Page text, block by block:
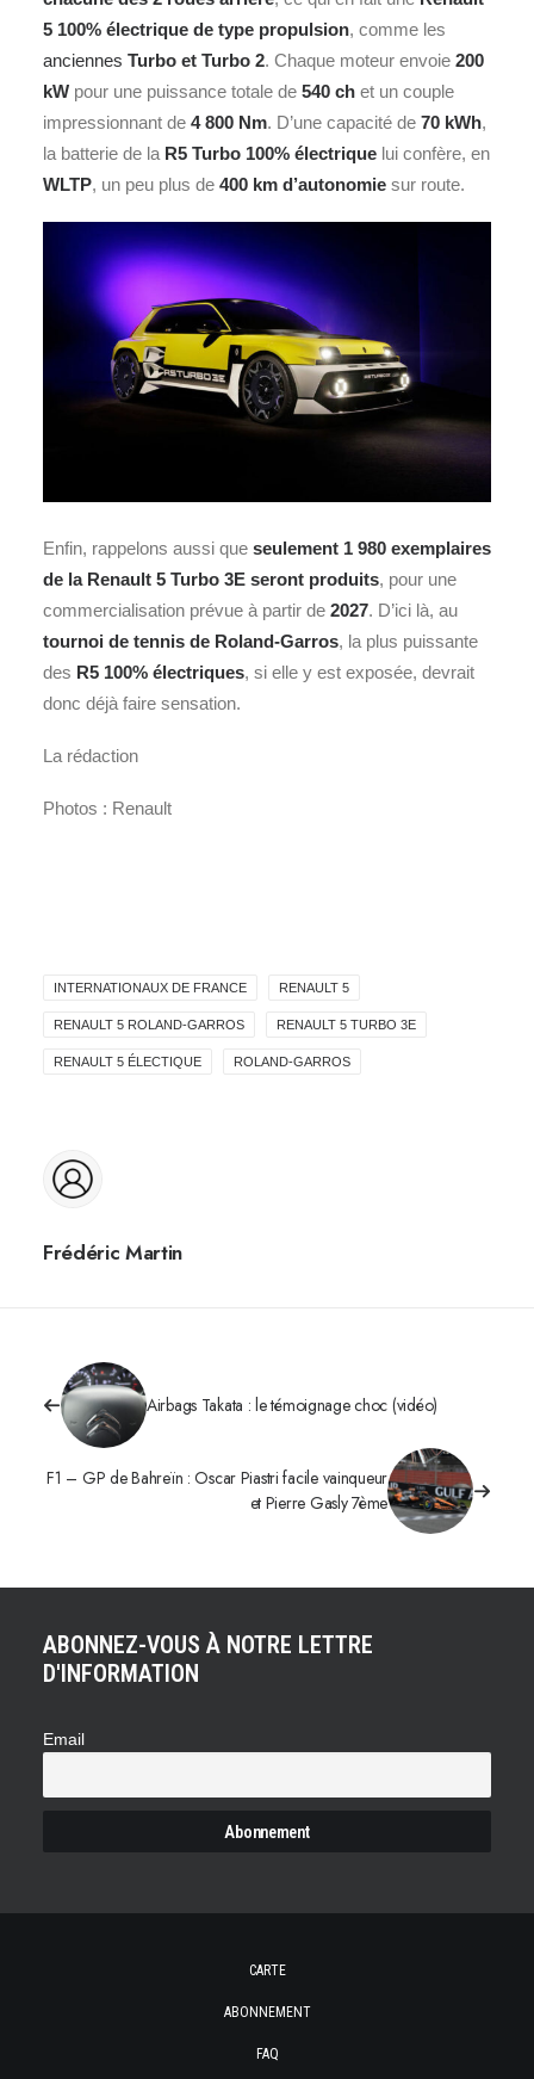
5 100% électrique de type propulsion, comme les
anciennes Turbo et Turbo 2. Chaque moteur envoie 200
kW pour une puissance totale de 540 ch et un couple
impressionnant de 4 800 Nm. D’une capacité de 70 kWh,
la batterie de la R5 Turbo 100% électrique lui confère, en
WLTP, un peu plus de 400 km d’autonomie sur route.
Enfin, rappelons aussi que seulement 1 980 exemplaires
de la Renault 5 Turbo 3E seront produits, pour une
commercialisation prévue à partir de 2027. D’ici là, au
tournoi de tennis de Roland-Garros, la plus puissante
des R5 100% électriques, si elle y est exposée, devrait
donc déjà faire sensation.
La rédaction
Photos : Renault
INTERNATIONAUX DE FRANCE RENAULT 5
RENAULT 5 ROLAND-GARROS RENAULT 5 TURBO 3E
RENAULT 5 ÉLECTIQUE ROLAND-GARROS
Frédéric Martin
Airbags Takata : le témoignage choc (vidéo)
F1 – GP de Bahreïn : Oscar Piastri facile vainqueur
et Pierre Gasly 7ème
ABONNEZ-VOUS À NOTRE LETTRE
D'INFORMATION
Email
CARTE
ABONNEMENT
FAQ